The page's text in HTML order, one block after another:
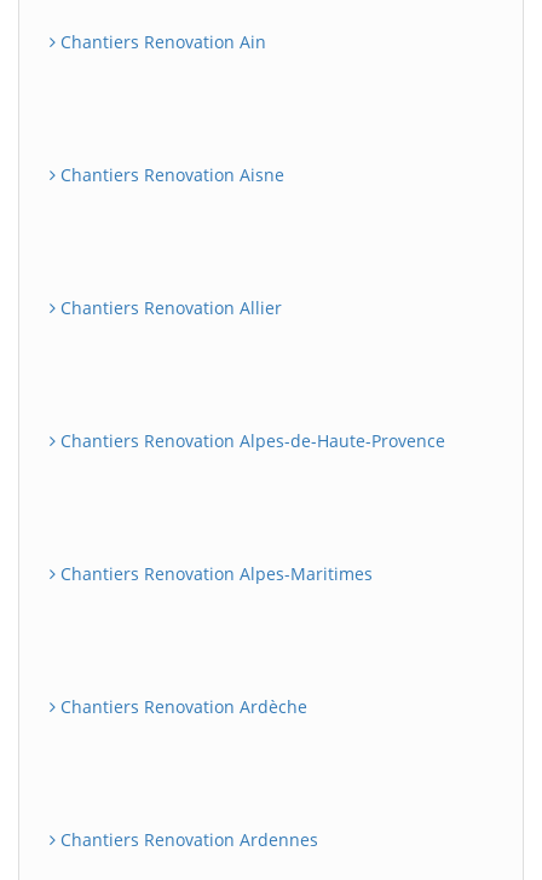
Chantiers Renovation Ain
Chantiers Renovation Aisne
Chantiers Renovation Allier
Chantiers Renovation Alpes-de-Haute-Provence
Chantiers Renovation Alpes-Maritimes
Chantiers Renovation Ardèche
Chantiers Renovation Ardennes